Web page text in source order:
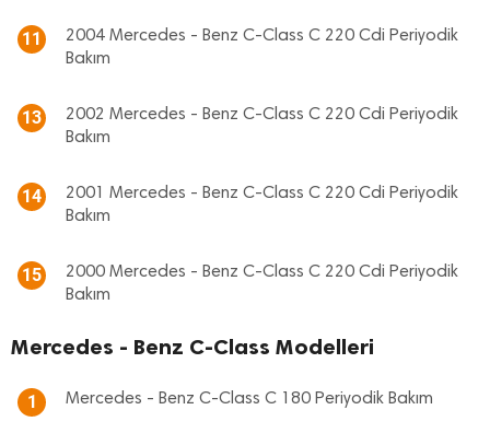
11
2004 Mercedes - Benz C-Class C 220 Cdi Periyodik
Bakım
13
2002 Mercedes - Benz C-Class C 220 Cdi Periyodik
Bakım
14
2001 Mercedes - Benz C-Class C 220 Cdi Periyodik
Bakım
15
2000 Mercedes - Benz C-Class C 220 Cdi Periyodik
Bakım
Mercedes - Benz C-Class Modelleri
1 Mercedes - Benz C-Class C 180 Periyodik Bakım